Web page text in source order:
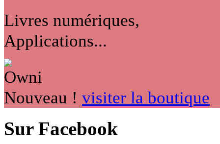
Livres numériques,
Applications...
Nouveau ! visiter la boutique
Sur Facebook